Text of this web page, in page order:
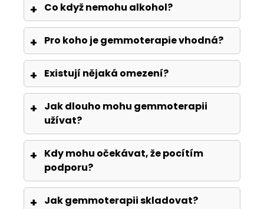
Co když nemohu alkohol?
Pro koho je gemmoterapie vhodná?
Existují nějaká omezení?
Jak dlouho mohu gemmoterapii
užívat?
Kdy mohu očekávat, že pocítím
podporu?
Jak gemmoterapii skladovat?